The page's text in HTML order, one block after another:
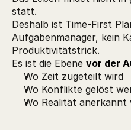
statt.
Deshalb ist Time-First
Aufgabenmanager, kein
Produktivitätstrick.
Es ist die Ebene vor der
Wo Zeit zugeteilt wird
Wo Konflikte gelöst
Wo Realität anerkannt